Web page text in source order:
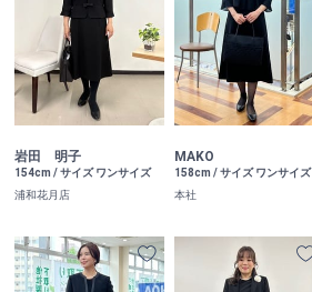
岩田 明子
154cm / サイズ ワンサイズ
浦和花月店
MAKO
158cm / サイズ ワンサイズ
本社